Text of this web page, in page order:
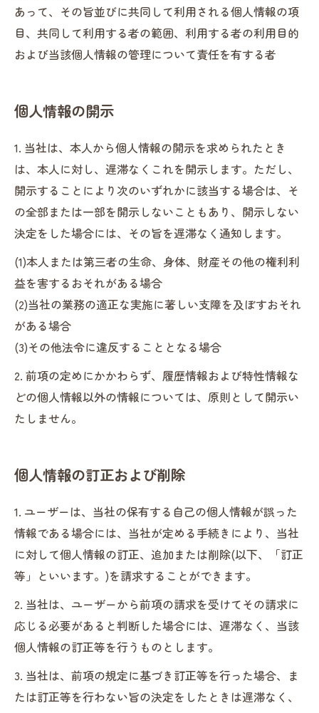
あって、その旨並びに共同して利用される個人情報の項
目、共同して利用する者の範囲、利用する者の利用目的
および当該個人情報の管理について責任を有する者
個人情報の開示
1. 当社は、本人から個人情報の開示を求められたとき
は、本人に対し、遅滞なくこれを開示します。ただし、
開示することにより次のいずれかに該当する場合は、そ
の全部または一部を開示しないこともあり、開示しない
決定をした場合には、その旨を遅滞なく通知します。
(1)本人または第三者の生命、身体、財産その他の権利利
益を害するおそれがある場合
(2)当社の業務の適正な実施に著しい支障を及ぼすおそれ
がある場合
(3)その他法令に違反することとなる場合
2. 前項の定めにかかわらず、履歴情報および特性情報な
どの個人情報以外の情報については、原則として開示い
たしません。
個人情報の訂正および削除
1. ユーザーは、当社の保有する自己の個人情報が誤った
情報である場合には、当社が定める手続きにより、当社
に対して個人情報の訂正、追加または削除(以下、「訂正
等」といいます。)を請求することができます。
2. 当社は、ユーザーから前項の請求を受けてその請求に
応じる必要があると判断した場合には、遅滞なく、当該
個人情報の訂正等を行うものとします。
3. 当社は、前項の規定に基づき訂正等を行った場合、ま
たは訂正等を行わない旨の決定をしたときは遅滞なく、